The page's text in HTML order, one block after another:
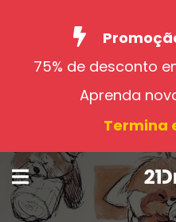
75% de desconto
Aprenda
Termina
Cursos
Ajuda
Blog